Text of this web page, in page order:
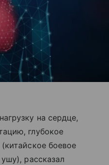
на сердце,
глубокое
боевое
рассказал